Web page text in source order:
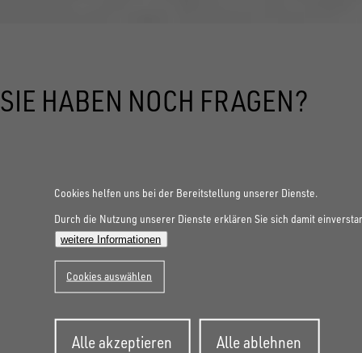
SIE HABEN NOCH FRAGEN?
Cookies helfen uns bei der Bereitstellung unserer Dienste.
Durch die Nutzung unserer Dienste erklären Sie sich damit
weitere Informationen
Cookies auswählen
Alle akzeptieren
zurückziehen
Alle ablehnen